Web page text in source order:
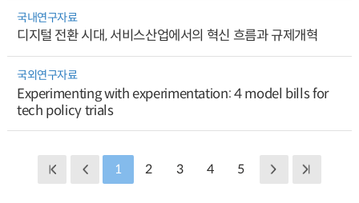
국내연구자료
디지털 전환 시대, 서비스산업에서의 혁신 흐름과 규제개혁
국외연구자료
Experimenting with experimentation: 4 model bills for
tech policy trials
1 2 3 4 5